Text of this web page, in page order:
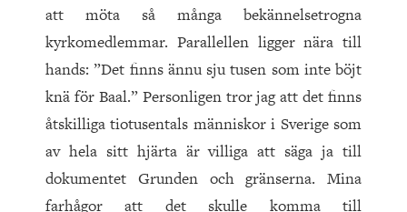
att möta så många bekännelsetrogna
kyrkomedlemmar. Parallellen ligger nära till
hands: ”Det finns ännu sju tusen som inte böjt
knä för Baal.” Personligen tror jag att det finns
åtskilliga tiotusentals människor i Sverige som
av hela sitt hjärta är villiga att säga ja till
dokumentet Grunden och gränserna. Mina
farhågor att det skulle komma till